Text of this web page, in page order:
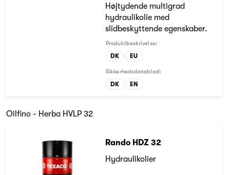
Højtydende multigrad
hydraulikolie med
slidbeskyttende egenskaber.
Produktbeskrivelse:
DK EU
Sikkerhedsdatablad:
DK EN
Oilfino - Herba HVLP 32
Rando HDZ 32
Hydraulikolier